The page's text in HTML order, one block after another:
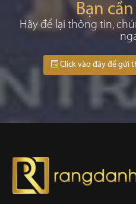
Bạn
Hãy để lại thông tin,
Click vào đây để gửi